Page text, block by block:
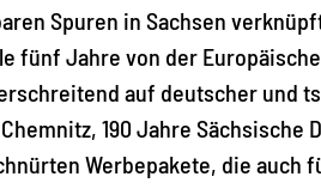
Spuren in Sachsen
fünf Jahre von der
auf deutscher und
190 Jahre
Werbepakete, die auch